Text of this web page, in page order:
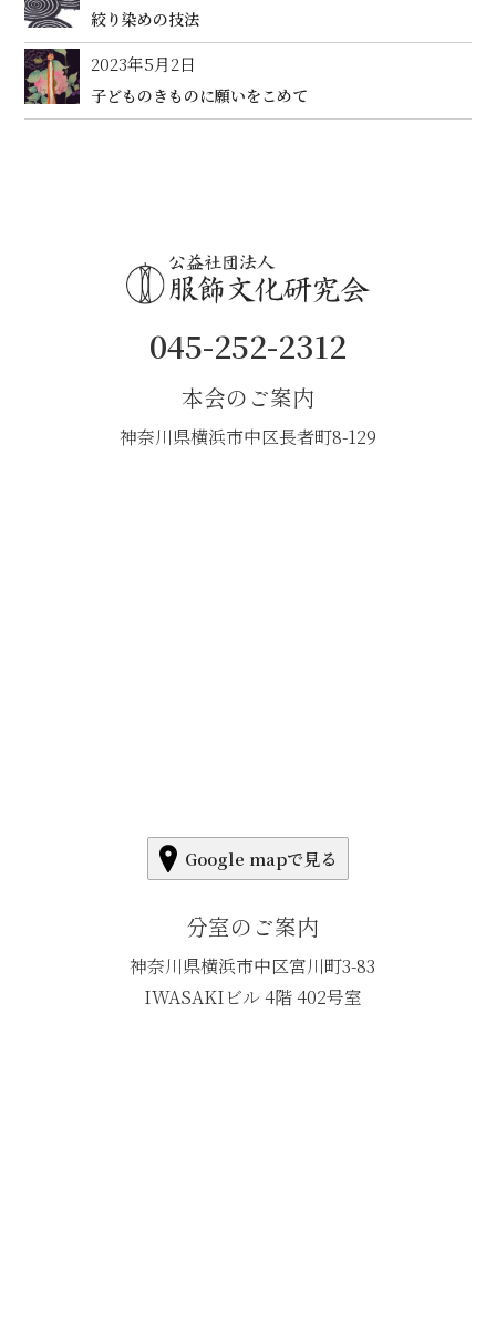
絞り染めの技法
2023年5月2日
子どものきものに願いをこめて
045-252-2312
本会のご案内
神奈川県横浜市中区長者町8-129
Google mapで見る
分室のご案内
神奈川県横浜市中区宮川町3-83
IWASAKIビル 4階 402号室